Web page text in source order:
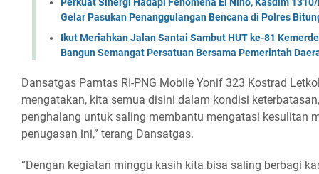
Gelar Pasukan Penanggulangan Bencana di Polres
Ikut Meriahkan Jalan Santai Sambut HUT ke-81
Bangun Semangat Persatuan Bersama Pemerintah
Dansatgas Pamtas RI-PNG Mobile Yonif 323 Kostrad
mengatakan, kita semua disini dalam kondisi
penghalang untuk saling membantu mengatasi kesulitan
penugasan ini,” terang Dansatgas.
“Dengan kegiatan minggu kasih kita bisa saling berbagi